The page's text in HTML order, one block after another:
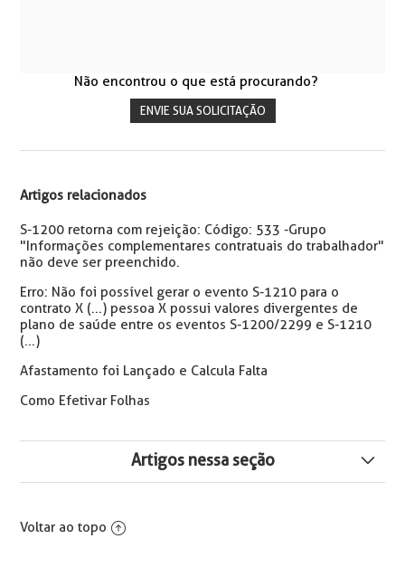
Não encontrou o que está procurando?
ENVIE SUA SOLICITAÇÃO
Artigos relacionados
S-1200 retorna com rejeição: Código: 533 -Grupo
"Informações complementares contratuais do trabalhador"
não deve ser preenchido.
Erro: Não foi possível gerar o evento S-1210 para o
contrato X (...) pessoa X possui valores divergentes de
plano de saúde entre os eventos S-1200/2299 e S-1210
(...)
Afastamento foi Lançado e Calcula Falta
Como Efetivar Folhas
Artigos nessa seção
Geração de Dados para Imposto de Renda
Voltar ao topo